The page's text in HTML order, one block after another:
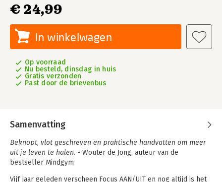
€ 24,99
In winkelwagen
Op voorraad
Nu besteld, dinsdag in huis
Gratis verzonden
Past door de brievenbus
Samenvatting
Beknopt, vlot geschreven en praktische handvatten om meer
uit je leven te halen. - Wouter de Jong, auteur van de
bestseller Mindgym
Vijf jaar geleden verscheen Focus AAN/UIT en nog altijd is het